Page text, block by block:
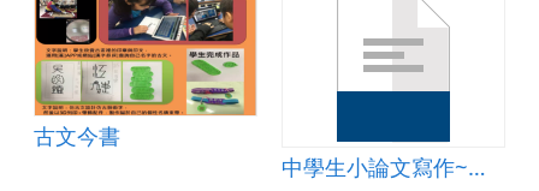
古文今書
中學生小論文寫作~質性研究